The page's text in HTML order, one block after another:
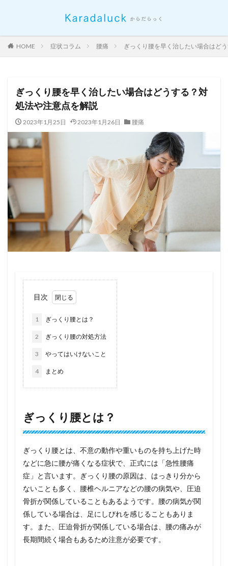
HOME 症状コラム 腰痛 ぎっくり腰を早く治したい場合はど
ぎっくり腰を早く治したい場合はどうする？対
処法や注意点を解説
2023年1月25日 2023年1月26日 腰痛
目次
1 ぎっくり腰とは？
2 ぎっくり腰の対処方法
3 やってはいけないこと
4 まとめ
ぎっくり腰とは？
ぎっくり腰とは、不意の動作や重いものを持ち上げた時
などに急に腰が痛くなる症状で、正式には「急性腰痛
症」と言います。ぎっくり腰の原因は、はっきり分から
ないことも多く、腰椎ヘルニアなどの腰の病気や、圧迫
骨折が関係していることもあるようです。腰の病気が関
係している場合は、足にしびれを感じることもありま
す。また、圧迫骨折が関係している場合は、腰の痛みが
長期間続く場合もあるため注意が必要です。